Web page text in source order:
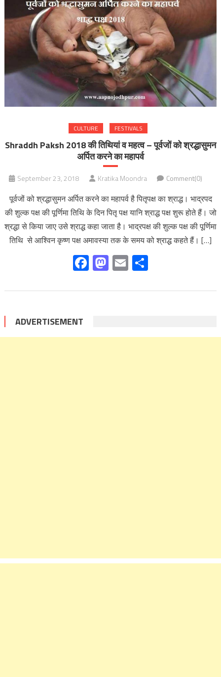
CULTURE FESTIVALS
Shraddh Paksh 2018 की तिथियां व महत्व – पूर्वजों को श्रद्धासुमन
अर्पित करने का महापर्व
September 23, 2018 Kratika Moondra Comment(0)
पूर्वजों को श्रद्धासुमन अर्पित करने का महापर्व है पितृपक्ष का श्राद्ध। भाद्रपद
की शुल्क पक्ष की पूर्णिमा तिथि के दिन पितृ पक्ष यानि श्राद्ध पक्ष शुरू होते हैं। जो
श्रद्धा से किया जाए उसे श्राद्ध कहा जाता है। भाद्रपक्ष की शुल्क पक्ष की पूर्णिमा
तिथि से आश्विन कृष्ण पक्ष अमावस्या तक के समय को श्राद्ध कहते हैं। […]
Facebook
Mastodon
Email
ADVERTISEMENT